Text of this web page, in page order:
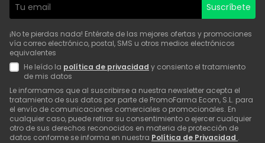
Suscríbete
¡No te pierdas nada! Entérate de las mejores ofertas y promociones
vía correo electrónico, postal, SMS u otros medios electrónicos
equivalentes
He leído la política de privacidad y consiento el tratamiento
de mis datos
Le informamos que al suscribirse a nuestra newsletter acepta el
tratamiento de sus datos por parte de PromoFarma Ecom, S.L. para
el envío de comunicaciones comerciales o promocionales. En
cualquier caso, puede retirar su consentimiento o ejercer cualquier
otro de sus derechos reconocidos en materia de protección de
datos conforme se informa en nuestra Política de Privacidad .